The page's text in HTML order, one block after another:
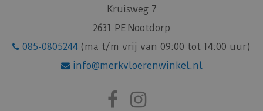
Kruisweg 7
2631 PE Nootdorp
085-0805244 (ma t/m vrij van 09:00 tot 14:00 uur)
info@merkvloerenwinkel.nl